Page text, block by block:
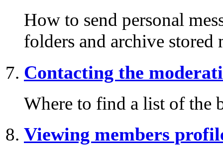
How to send personal
folders and archive stored
Contacting the
Where to find a list of the
Viewing members